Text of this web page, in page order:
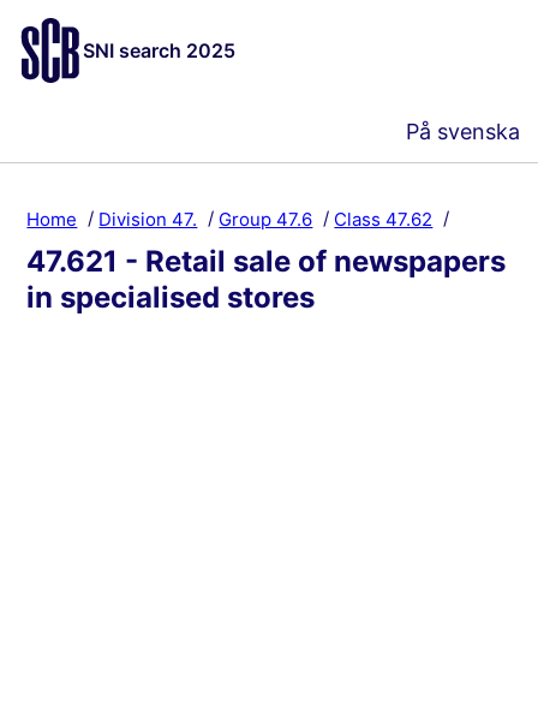
SNI search 2025
På svenska
Home Division 47. Group 47.6 Class 47.62
47.621 - Retail sale of newspapers
in specialised stores